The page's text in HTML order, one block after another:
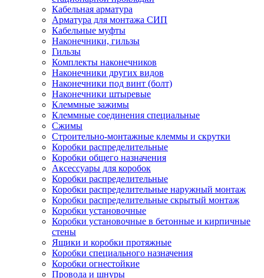
Кабельная арматура
Арматура для монтажа СИП
Кабельные муфты
Наконечники, гильзы
Гильзы
Комплекты наконечников
Наконечники других видов
Наконечники под винт (болт)
Наконечники штыревые
Клеммные зажимы
Клеммные соединения специальные
Сжимы
Строительно-монтажные клеммы и скрутки
Коробки распределительные
Коробки общего назначения
Аксессуары для коробок
Коробки распределительные
Коробки распределительные наружный монтаж
Коробки распределительные скрытый монтаж
Коробки установочные
Коробки установочные в бетонные и кирпичные
стены
Ящики и коробки протяжные
Коробки специального назначения
Коробки огнестойкие
Провода и шнуры